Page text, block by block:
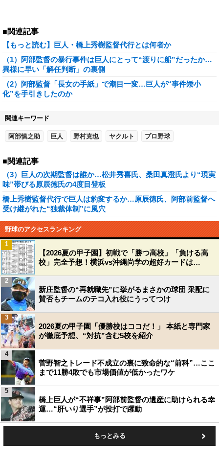
■関連記事
【もっと読む】巨人・橋上秀樹監督代行とは何者か
（1）阿部監督の暴行事件は巨人にとって“渡りに船”だったか…
異様に早い「解任判断」の裏側
（2）阿部監督「長女の手紙」で潮目一変…巨人が“事件矮小
化”を手引きしたのか
関連キーワード
阿部慎之助 巨人 野村克也 ヤクルト プロ野球
■関連記事
（3）巨人の次期監督は誰か…松井秀喜氏、桑田真澄氏より“現実
味”帯びる原辰徳氏の4度目登板
橋上秀樹監督代行で巨人は豹変するか…原辰徳氏、阿部前監督へ
受け継がれた“独裁体制”に風穴
野球のアクセスランキング
【2026夏の甲子園】初戦で「勝つ高校」「負ける高
校」完全予想！横浜vs沖縄尚学の超好カードは…
1
新庄監督の“再就職先”に挙がるまさかの球団 采配に
賛否もチームのテコ入れ役にうってつけ
2
2026夏の甲子園「優勝校はココだ！」 本紙と専門家
が徹底予想、“対抗”含む5校を紹介
3
菅野智之トレード不成立の裏に致命的な“前科”…ここ
まで11勝4敗でも市場価値が低かったワケ
4
橋上巨人が“不祥事”阿部前監督の遺産に助けられる幸
運…“肝いり選手”が投打で躍動
5
もっとみる